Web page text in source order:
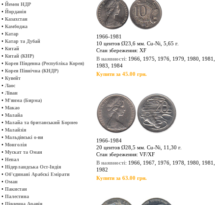
• Йемен НДР
• Йорданія
• Казахстан
• Камбоджа
• Катар
• Катар та Дубай
• Китай
• Китай (КНР)
• Корея Південна (Республіка Корея)
• Корея Північна (КНДР)
• Кувейт
• Лаос
• Ліван
• М'янма (Бирма)
• Макао
• Малайа
• Малайа та британський Борнео
• Малайзія
• Мальдівські о-ви
• Монголія
• Мускат та Оман
• Непал
• Нідерландська Ост-Індія
• Об'єдинані Арабскі Емірати
• Оман
• Пакистан
• Палестина
• Південна Аравія
1966-1981
10 центов Ø23,6 мм. Cu-Ni, 5,65 г.
Стан збереження: XF
В наявності: 1966, 1975, 1976, 1979, 1980, 1981,
1983, 1984
Купити за 45.00 грн.
1966-1984
20 центов Ø28,5 мм. Cu-Ni, 11,30 г.
Стан збереження: VF/XF
В наявності: 1966, 1967, 1976, 1978, 1980, 1981,
1982
Купити за 63.00 грн.